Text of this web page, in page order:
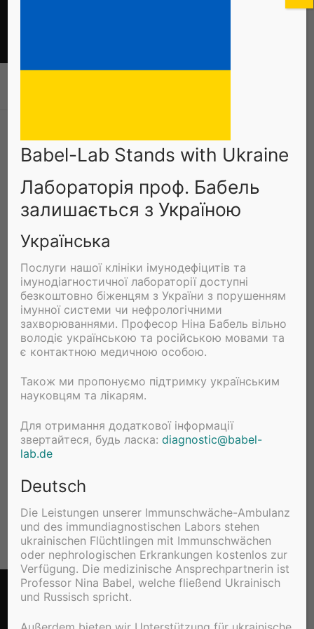
ESOT Congress 2021
Copyright © 2026 Babel Lab – Powered by
Babel-Lab Stands with Ukraine
Лабораторія проф. Бабель
залишається з Україною
Українська
Послуги нашої клініки імунодефіцитів та
імунодіагностичної лабораторії доступні
безкоштовно біженцям з України з порушенням
імунної системи чи нефрологічними
захворюваннями. Професор Ніна Бабель вільно
володіє українською та російською мовами та
є контактною медичною особою.
Також ми пропонуємо підтримку українським
науковцям та лікарям.
Для отримання додаткової інформації
звертайтеся, будь ласка:diagnostic@babel-
lab.de
Deutsch
Die Leistungen unserer Immunschwäche-Ambulanz
und des immundiagnostischen Labors stehen
ukrainischen Flüchtlingen mit Immunschwächen
oder nephrologischen Erkrankungen kostenlos zur
Verfügung. Die medizinische Ansprechpartnerin ist
Professor Nina Babel, welche fließend Ukrainisch
und Russisch spricht.